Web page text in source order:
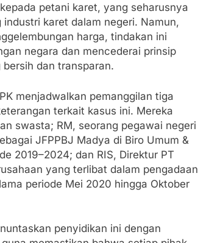
petani karet, yang seharusnya
karet dalam negeri. Namun,
harga, tindakan ini
negara dan mencederai prinsip
dan transparan.
menjadwalkan pemanggilan tiga
terkait kasus ini. Mereka
swasta; RM, seorang pegawai negeri
JFPPBJ Madya di Biro Umum &
2019–2024; dan RIS, Direktur PT
yang terlibat dalam pengadaan
periode Mei 2020 hingga Oktober
penyidikan ini dengan